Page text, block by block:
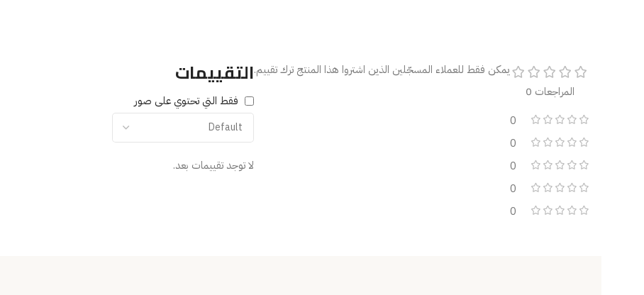
المراجعات 0
0
0
0
0
0
التقييمات
فقط التي تحتوي على صور
لا توجد تقييمات بعد.
يمكن فقط للعملاء المسجّلين الذين اشتروا هذا المنتج ترك تقييم.